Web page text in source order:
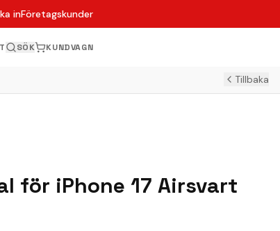
inFöretagskunder
SÖK KUNDVAGN
Tillbaka
för iPhone 17 Airsvart